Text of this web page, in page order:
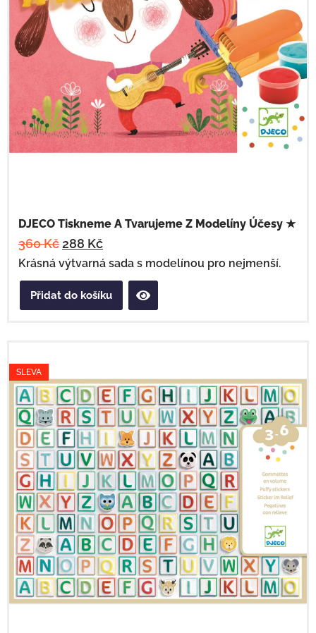
DJECO Tiskneme A Tvarujeme Z Modelíny Účesy ★
360Kč288 Kč
Krásná výtvarná sada s modelínou pro nejmenší.
Přidat do košíku
SLEVA